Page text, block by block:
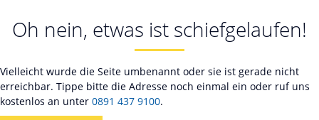
Oh nein, etwas ist schiefgelaufen!
Vielleicht wurde die Seite umbenannt oder sie ist gerade nicht
erreichbar. Tippe bitte die Adresse noch einmal ein oder ruf uns
kostenlos an unter 0891 437 9100.